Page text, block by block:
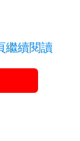
繼續閱讀